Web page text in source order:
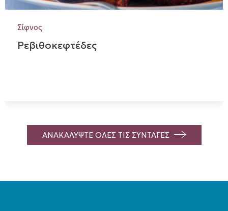
Σίφνος
Ρεβιθοκεφτέδες
ΑΝΑΚΑΛΥΨΤΕ ΟΛΕΣ ΤΙΣ ΣΥΝΤΑΓΕΣ